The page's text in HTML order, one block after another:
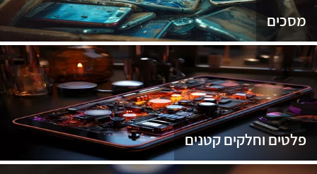
מסכים
פלטים וחלקים קטנים